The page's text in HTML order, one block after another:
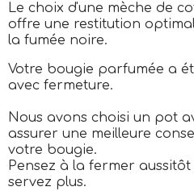
Le choix d'une mèche de
offre une restitution
la fumée noire.
Votre bougie parfumée a
avec fermeture.
Nous avons choisi un pot
assurer une meilleure
votre bougie.
Pensez à la fermer
servez plus.